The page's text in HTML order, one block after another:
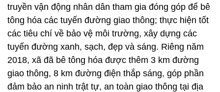
truyền vận động nhân dân tham gia đóng góp để bê
tông hóa các tuyến đường giao thông; thực hiện tốt
các tiêu chí về bảo vệ môi trường, xây dựng các
tuyến đường xanh, sạch, đẹp và sáng. Riêng năm
2018, xã đã bê tông hóa được thêm 3 km đường
giao thông, 8 km đường điện thắp sáng, góp phần
đảm bảo an ninh trật tự, an toàn giao thông tại địa